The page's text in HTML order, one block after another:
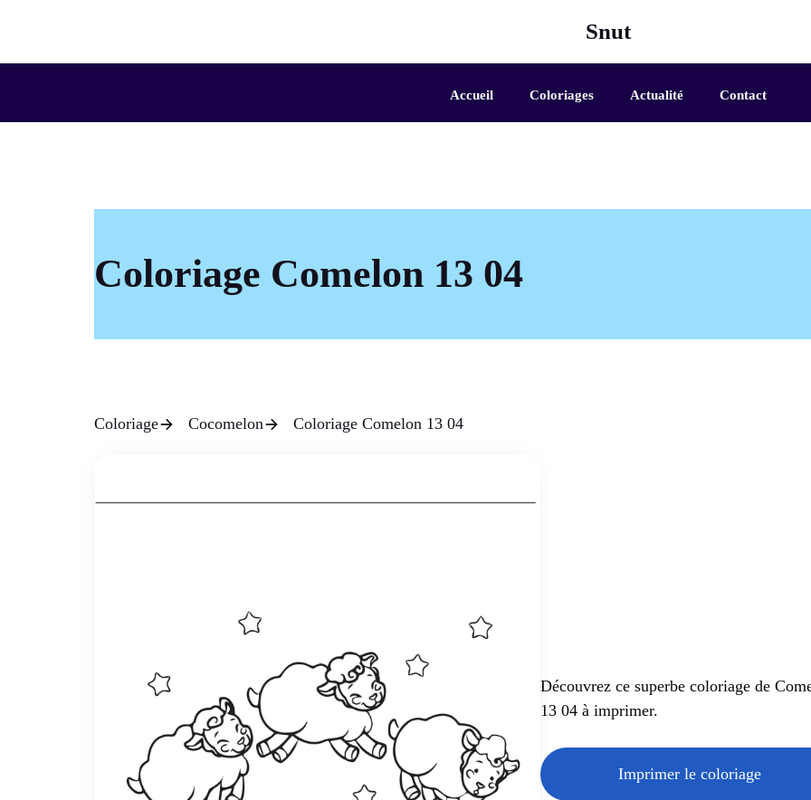
contenu
Snut
Accueil Coloriages Actualité Contact
Coloriage Comelon 13 04
Coloriage Cocomelon Coloriage Comelon 13 04
Découvrez ce superbe coloriage de
13 04 à imprimer.
Imprimer le coloriage